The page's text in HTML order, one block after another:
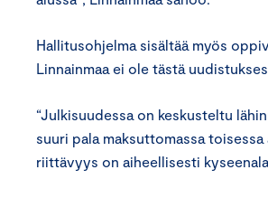
Hallitusohjelma sisältää myös
Linnainmaa ei ole tästä
“Julkisuudessa on keskusteltu
suuri pala maksuttomassa
riittävyys on aiheellisesti